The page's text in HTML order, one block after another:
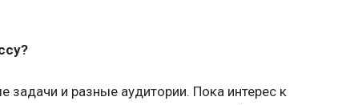
задачи и разные аудитории. Пока интерес к